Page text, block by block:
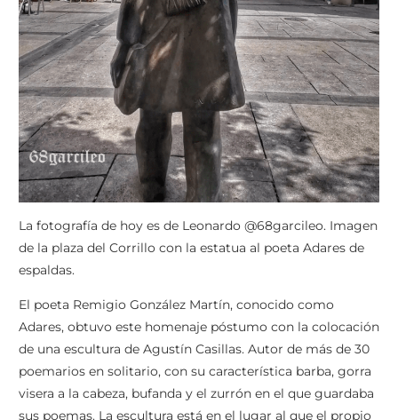
La fotografía de hoy es de Leonardo @68garcileo. Imagen
de la plaza del Corrillo con la estatua al poeta Adares de
espaldas.
El poeta Remigio González Martín, conocido como
Adares, obtuvo este homenaje póstumo con la colocación
de una escultura de Agustín Casillas. Autor de más de 30
poemarios en solitario, con su característica barba, gorra
visera a la cabeza, bufanda y el zurrón en el que guardaba
sus poemas. La escultura está en el lugar al que el propio